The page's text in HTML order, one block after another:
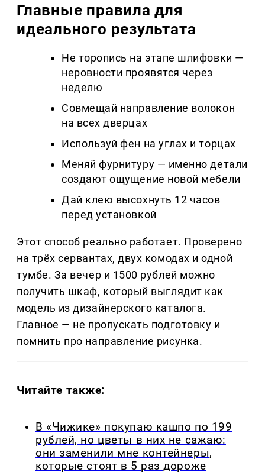
Главные правила для
идеального результата
Не торопись на этапе шлифовки —
неровности проявятся через
неделю
Совмещай направление волокон
на всех дверцах
Используй фен на углах и торцах
Меняй фурнитуру — именно детали
создают ощущение новой мебели
Дай клею высохнуть 12 часов
перед установкой
Этот способ реально работает. Проверено
на трёх сервантах, двух комодах и одной
тумбе. За вечер и 1500 рублей можно
получить шкаф, который выглядит как
модель из дизайнерского каталога.
Главное — не пропускать подготовку и
помнить про направление рисунка.
Читайте также:
В «Чижике» покупаю кашпо по 199
рублей, но цветы в них не сажаю:
они заменили мне контейнеры,
которые стоят в 5 раз дороже